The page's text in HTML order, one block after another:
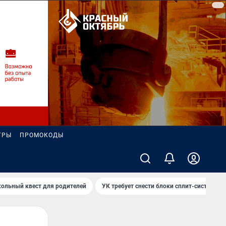
ПРОМОКОДЫ
квест для родителей УК требует снести блоки сплит-систем